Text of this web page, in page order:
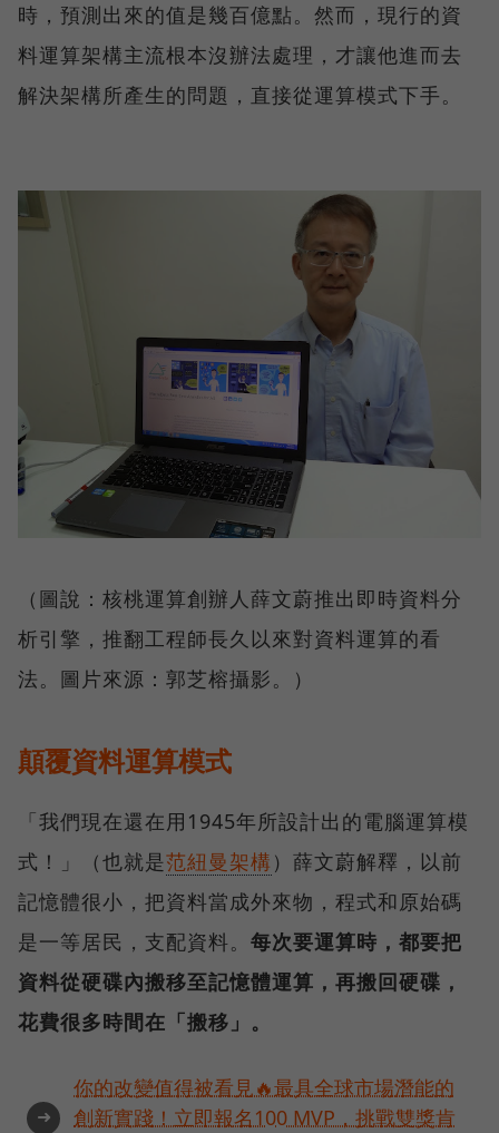
時，預測出來的值是幾百億點。然而，現行的資
料運算架構主流根本沒辦法處理，才讓他進而去
解決架構所產生的問題，直接從運算模式下手。
（圖說：核桃運算創辦人薛文蔚推出即時資料分
析引擎，推翻工程師長久以來對資料運算的看
法。圖片來源：郭芝榕攝影。）
顛覆資料運算模式
「我們現在還在用1945年所設計出的電腦運算模
式！」（也就是范紐曼架構 ）薛文蔚解釋，以前
記憶體很小，把資料當成外來物，程式和原始碼
是一等居民，支配資料。 每次要運算時，都要把
資料從硬碟內搬移至記憶體運算，再搬回硬碟，
花費很多時間在「搬移」。
➜
你的改變值得被看見🔥最具全球市場潛能的
創新實踐！立即報名100 MVP，挑戰雙獎肯